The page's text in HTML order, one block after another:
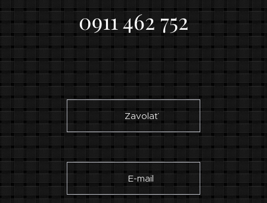
0911 462 752
☎ Zavolať
✉ E-mail